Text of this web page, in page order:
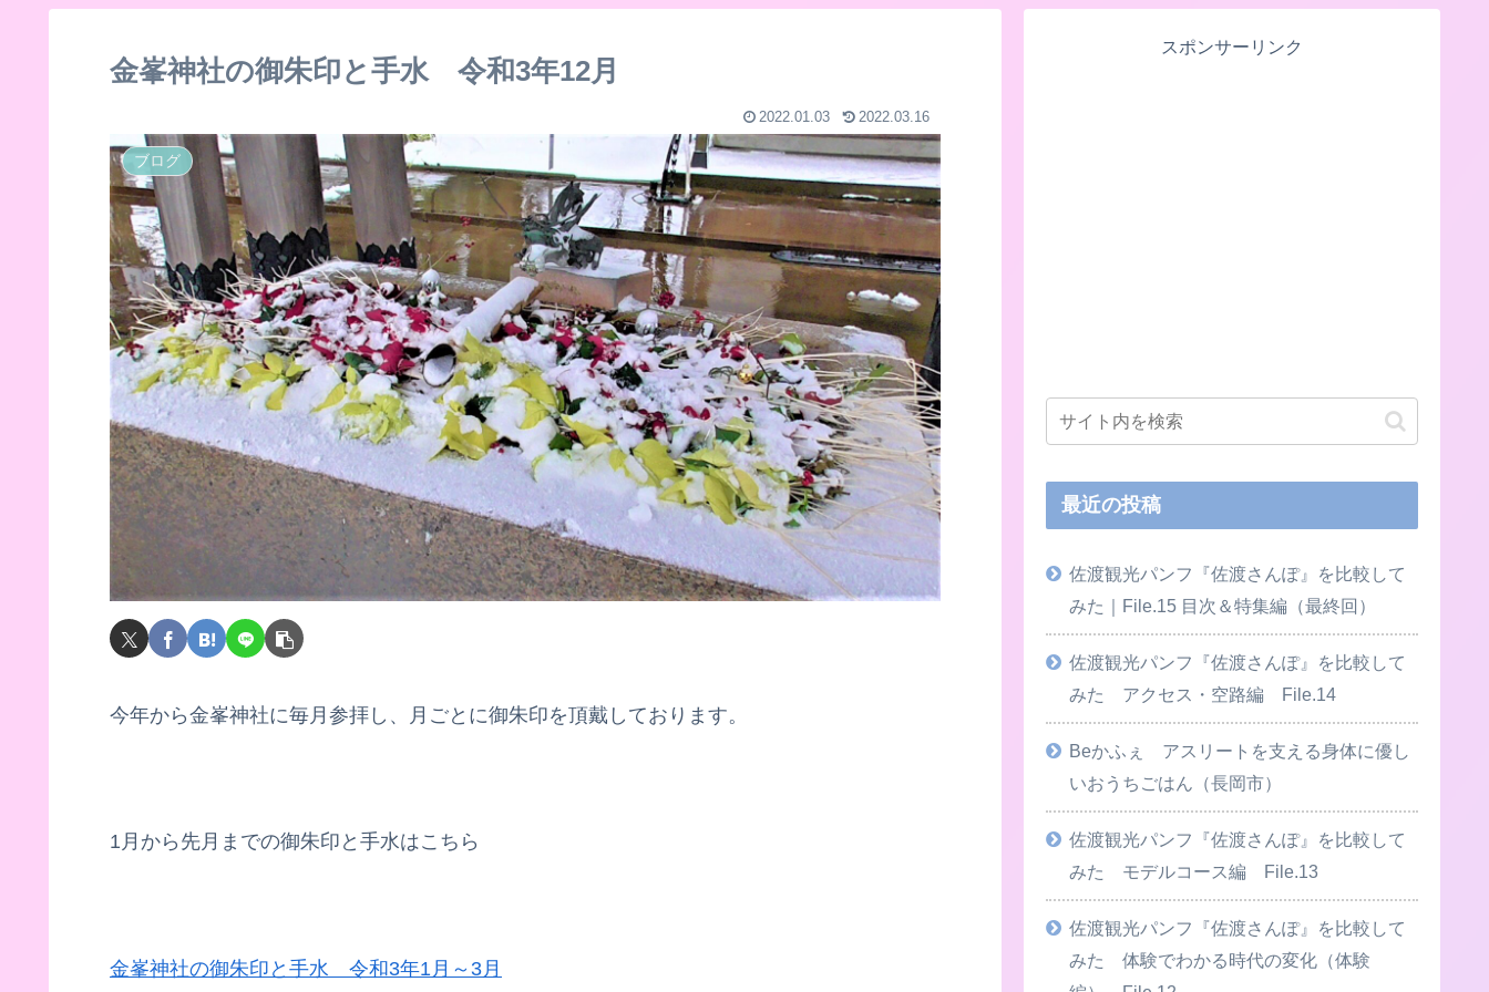
金峯神社の御朱印と手水 令和3年12月
2022.01.03 2022.03.16
ブログ
今年から金峯神社に毎月参拝し、月ごとに御朱印を頂戴しております。
1月から先月までの御朱印と手水はこちら
金峯神社の御朱印と手水 令和3年1月～3月
スポンサーリンク
最近の投稿
佐渡観光パンフ『佐渡さんぽ』を比較して
みた｜File.15 目次＆特集編（最終回）
佐渡観光パンフ『佐渡さんぽ』を比較して
みた アクセス・空路編 File.14
Beかふぇ アスリートを支える身体に優し
いおうちごはん（長岡市）
佐渡観光パンフ『佐渡さんぽ』を比較して
みた モデルコース編 File.13
佐渡観光パンフ『佐渡さんぽ』を比較して
みた 体験でわかる時代の変化（体験